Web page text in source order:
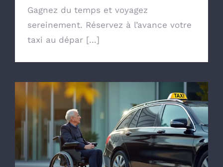
Gagnez du temps et voyagez
sereinement. Réservez à l’avance votre
taxi au dépar [...]
Commander un taxi conventionné avec la
CPAM de Lille pour transport Médical